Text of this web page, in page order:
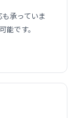
承っていま
能です。